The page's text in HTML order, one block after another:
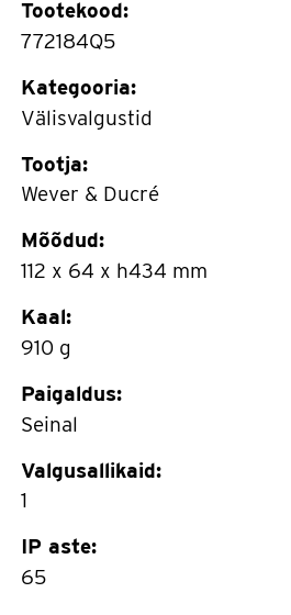
Tootekood:
772184Q5
Kategooria:
Välisvalgustid
Tootja:
Wever & Ducré
Mõõdud:
112 x 64 x h434 mm
Kaal:
910 g
Paigaldus:
Seinal
Valgusallikaid:
1
IP aste:
65